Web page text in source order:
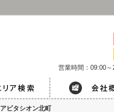
営業時間：09:00～
アビタシオン北町